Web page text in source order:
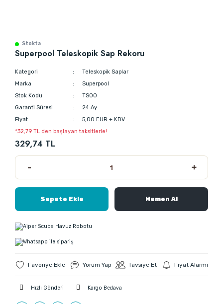
Stokta
Superpool Teleskopik Sap Rekoru
Kategori
Teleskopik Saplar
Marka
Superpool
Stok Kodu
TS00
Garanti Süresi
24 Ay
Fiyat
5,00 EUR + KDV
*32,79 TL den başlayan taksitlerle!
329,74 TL
Sepete Ekle Hemen Al
Yorum Yap Tavsiye Et Fiyat Alarmı
Hızlı Gönderi Kargo Bedava